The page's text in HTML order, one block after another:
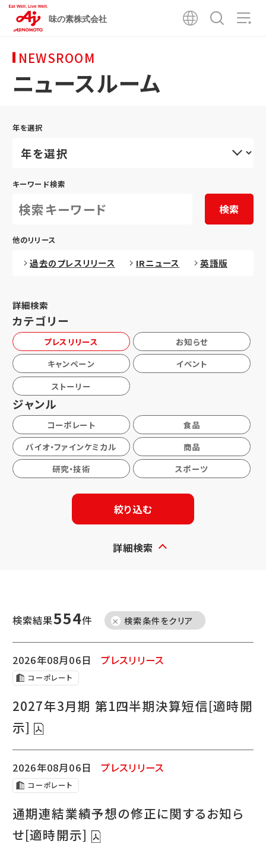
味の素株式会社
NEWSROOM
ニュースルーム
年を選択
キーワード検索
検索
他のリリース
過去のプレスリリース IRニュース 英語版
詳細検索
カテゴリー
プレスリリース
お知らせ
キャンペーン
イベント
ストーリー
ジャンル
コーポレート
食品
バイオ・ファインケミカル
商品
研究・技術
スポーツ
絞り込む
詳細検索
検索結果554件 検索条件をクリア
2026年08月06日 プレスリリース
コーポレート
2027年3月期 第1四半期決算短信[適時開
示]
2026年08月06日 プレスリリース
コーポレート
通期連結業績予想の修正に関するお知ら
せ[適時開示]